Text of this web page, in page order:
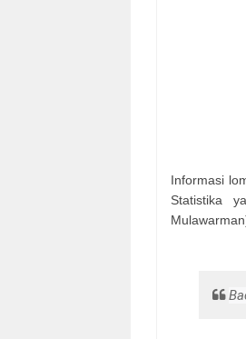
Informasi
Statistika